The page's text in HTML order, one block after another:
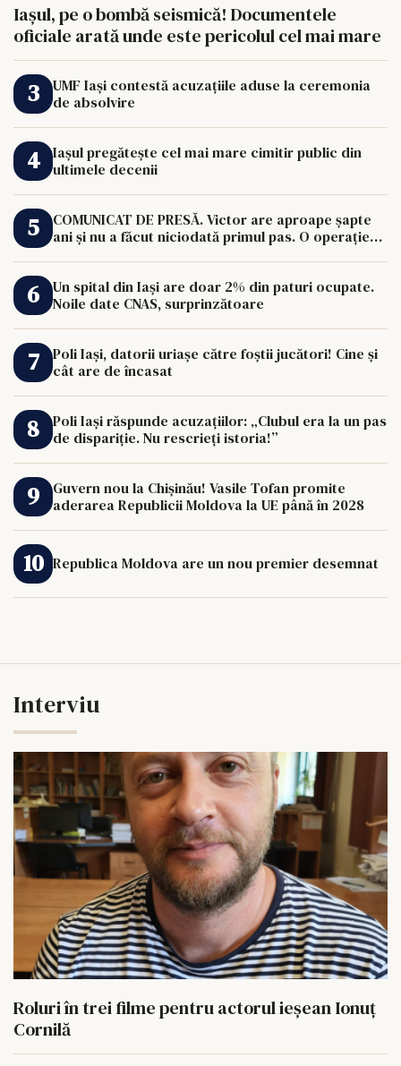
Iașul, pe o bombă seismică! Documentele
oficiale arată unde este pericolul cel mai mare
UMF Iași contestă acuzațiile aduse la ceremonia
de absolvire
Iașul pregătește cel mai mare cimitir public din
ultimele decenii
COMUNICAT DE PRESĂ. Victor are aproape șapte
ani și nu a făcut niciodată primul pas. O operație
Un spital din Iași are doar 2% din paturi ocupate.
Noile date CNAS, surprinzătoare
Poli Iași, datorii uriașe către foștii jucători! Cine și
cât are de încasat
Poli Iași răspunde acuzațiilor: „Clubul era la un pas
de dispariție. Nu rescrieți istoria!”
Guvern nou la Chișinău! Vasile Tofan promite
aderarea Republicii Moldova la UE până în 2028
Republica Moldova are un nou premier desemnat
Interviu
Roluri în trei filme pentru actorul ieşean Ionuţ
Cornilă